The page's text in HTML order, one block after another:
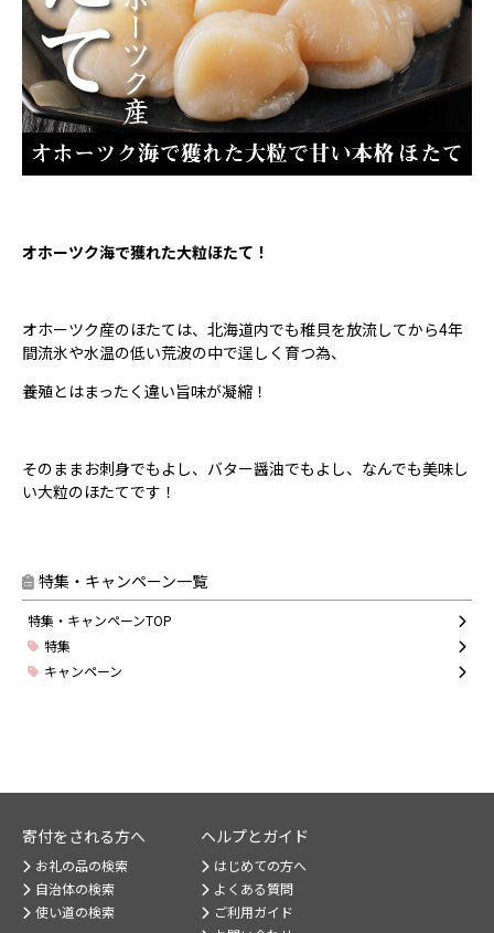
オホーツク海で獲れた大粒ほたて！
オホーツク産のほたては、北海道内でも稚貝を放流してから4年
間流氷や水温の低い荒波の中で逞しく育つ為、
養殖とはまったく違い旨味が凝縮！
そのままお刺身でもよし、バター醤油でもよし、なんでも美味し
い大粒のほたてです！
特集・キャンペーン一覧
特集・キャンペーンTOP
特集
キャンペーン
寄付をされる方へ
お礼の品の検索
自治体の検索
使い道の検索
ヘルプとガイド
はじめての方へ
よくある質問
ご利用ガイド